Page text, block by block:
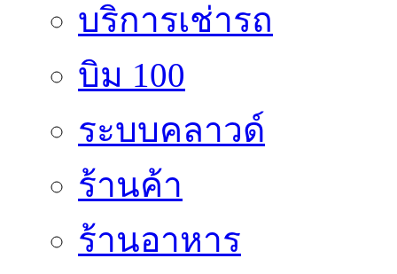
บริการเช่ารถ
บิม 100
ระบบคลาวด์
ร้านค้า
ร้านอาหาร